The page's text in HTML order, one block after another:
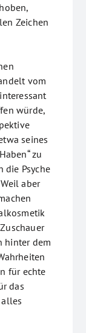
Zeichen
vom
würde,
seines
zu
die Psyche
aber
hinter dem
für echte
das